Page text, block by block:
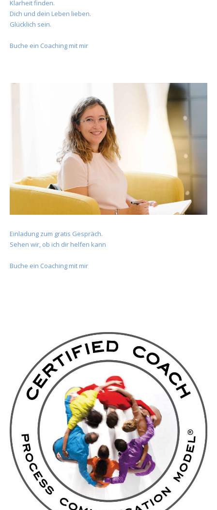
Klarheit finden.
Dich und dein Leben lieben.
Glücklich sein.
Buche ein Coaching mit mir
Einladung zum gratis Gespräch.
Sehen wir, ob ich dir helfen kann
Buche ein Coaching mit mir